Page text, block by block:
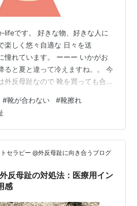
lifeです。 好きな物、好きな人に
楽しく悠々自適な 日々を送
憧れています。 ーーー いかがお
ると夏と違って冷えますね。。 今
外反母趾なので 靴を買っても合う
を衝動買いしてしまった。。 中
何度もwebから広告が上がって
断言してないけど外反母趾やX脚
っていたので つい買ってしまっ
とは一言も書いてない。 映像が流
#靴が合わない #靴擦れ
セラピー @外反母趾に向き合うブログ
反母趾の対処法：医療用イン
感